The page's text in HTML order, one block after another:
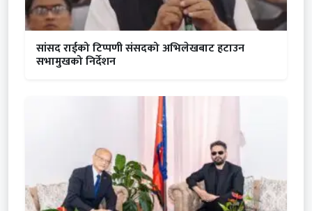
सांसद राईको टिप्पणी संसदको अभिलेखबाट हटाउन
सभामुखको निर्देशन